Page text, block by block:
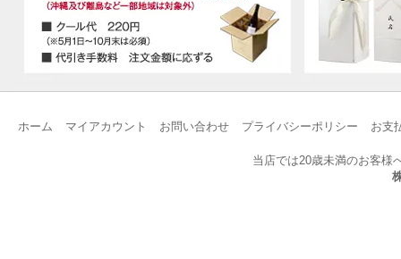
ホーム マイアカウント お問い合わせ プライバシーポリシー お支
当店では20歳未満のお客様